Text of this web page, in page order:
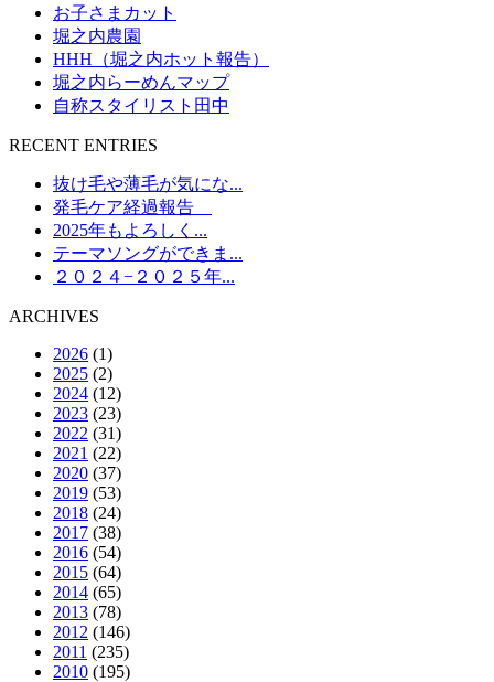
お子さまカット
堀之内農園
HHH（堀之内ホット報告）
堀之内らーめんマップ
自称スタイリスト田中
RECENT ENTRIES
抜け毛や薄毛が気にな...
発毛ケア経過報告
2025年もよろしく...
テーマソングができま...
２０２４−２０２５年...
ARCHIVES
2026 (1)
2025 (2)
2024 (12)
2023 (23)
2022 (31)
2021 (22)
2020 (37)
2019 (53)
2018 (24)
2017 (38)
2016 (54)
2015 (64)
2014 (65)
2013 (78)
2012 (146)
2011 (235)
2010 (195)